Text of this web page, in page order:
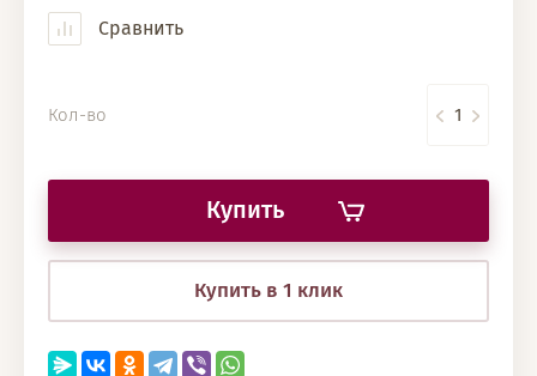
Сравнить
Кол-во
Купить
Купить в 1 клик